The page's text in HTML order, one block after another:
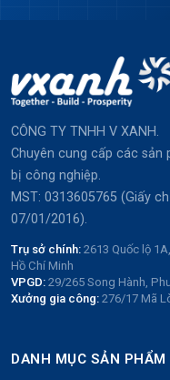
CÔNG TY TNHH V XANH.
Chuyên cung cấp các sản
bị công nghiệp.
MST: 0313605765 (Giấy
07/01/2016).
Trụ sở chính: 2613 Quốc lộ
Hồ Chí Minh
VPGD: 29/265 Song Hành,
Xưởng gia công: 276/17 Mã
DANH MỤC SẢN PHẨM